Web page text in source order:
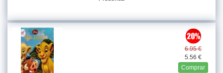
6.95 €
5.56 €
Comprar